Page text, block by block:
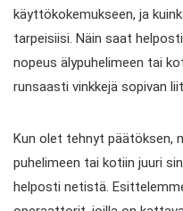
käyttökokemukseen, ja
tarpeisiisi. Näin saat
nopeus älypuhelimeen tai
runsaasti vinkkejä sopivan
Kun olet tehnyt päätöksen,
puhelimeen tai kotiin juuri
helposti netistä.